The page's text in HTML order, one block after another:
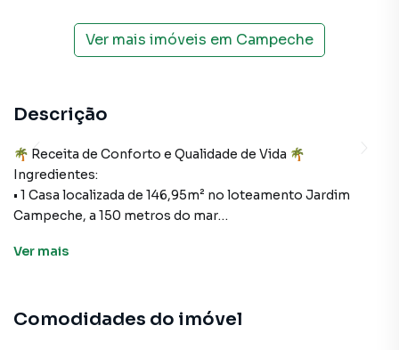
Ver mais imóveis em Campeche
Descrição
🌴 Receita de Conforto e Qualidade de Vida 🌴
Ingredientes:
• 1 Casa localizada de 146,95m² no loteamento Jardim
Campeche, a 150 metros do mar
ilha, o Campeche
• 2 vagas de garagem para sua comodidade
Ver mais
Comodidades do imóvel